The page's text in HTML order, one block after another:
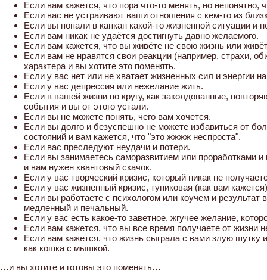
Если вам кажется, что пора что-то менять, но непонятно,
Если вас не устраивают ваши отношения с кем-то из
Если вы попали в капкан какой-то жизненной ситуации и
Если вам никак не удаётся достигнуть давно желаемого.
Если вам кажется, что вы живёте не свою жизнь или
Если вам не нравятся свои реакции (например, страхи,
характера и вы хотите это поменять.
Если у вас нет или не хватает жизненных сил и энергии
Если у вас депрессия или нежелание жить.
Если в вашей жизни по кругу, как заколдованные,
события и вы от этого устали.
Если вы не можете понять, чего вам хочется.
Если вы долго и безуспешно не можете избавиться от
состояний и вам кажется, что "это жжжж неспроста".
Если вас преследуют неудачи и потери.
Если вы занимаетесь саморазвитием или проработками
и вам нужен квантовый скачок.
Если у вас творческий кризис, который никак не
Если у вас жизненный кризис, тупиковая (как вам
Если вы работаете с психологом или коучем и результат
медленный и печальный.
Если у вас есть какое-то заветное, жгучее желание,
Если вам кажется, что вы все время получаете от жизни
Если вам кажется, что жизнь сыграла с вами злую шутку
как кошка с мышкой.
…и вы хотите и готовы это поменять…